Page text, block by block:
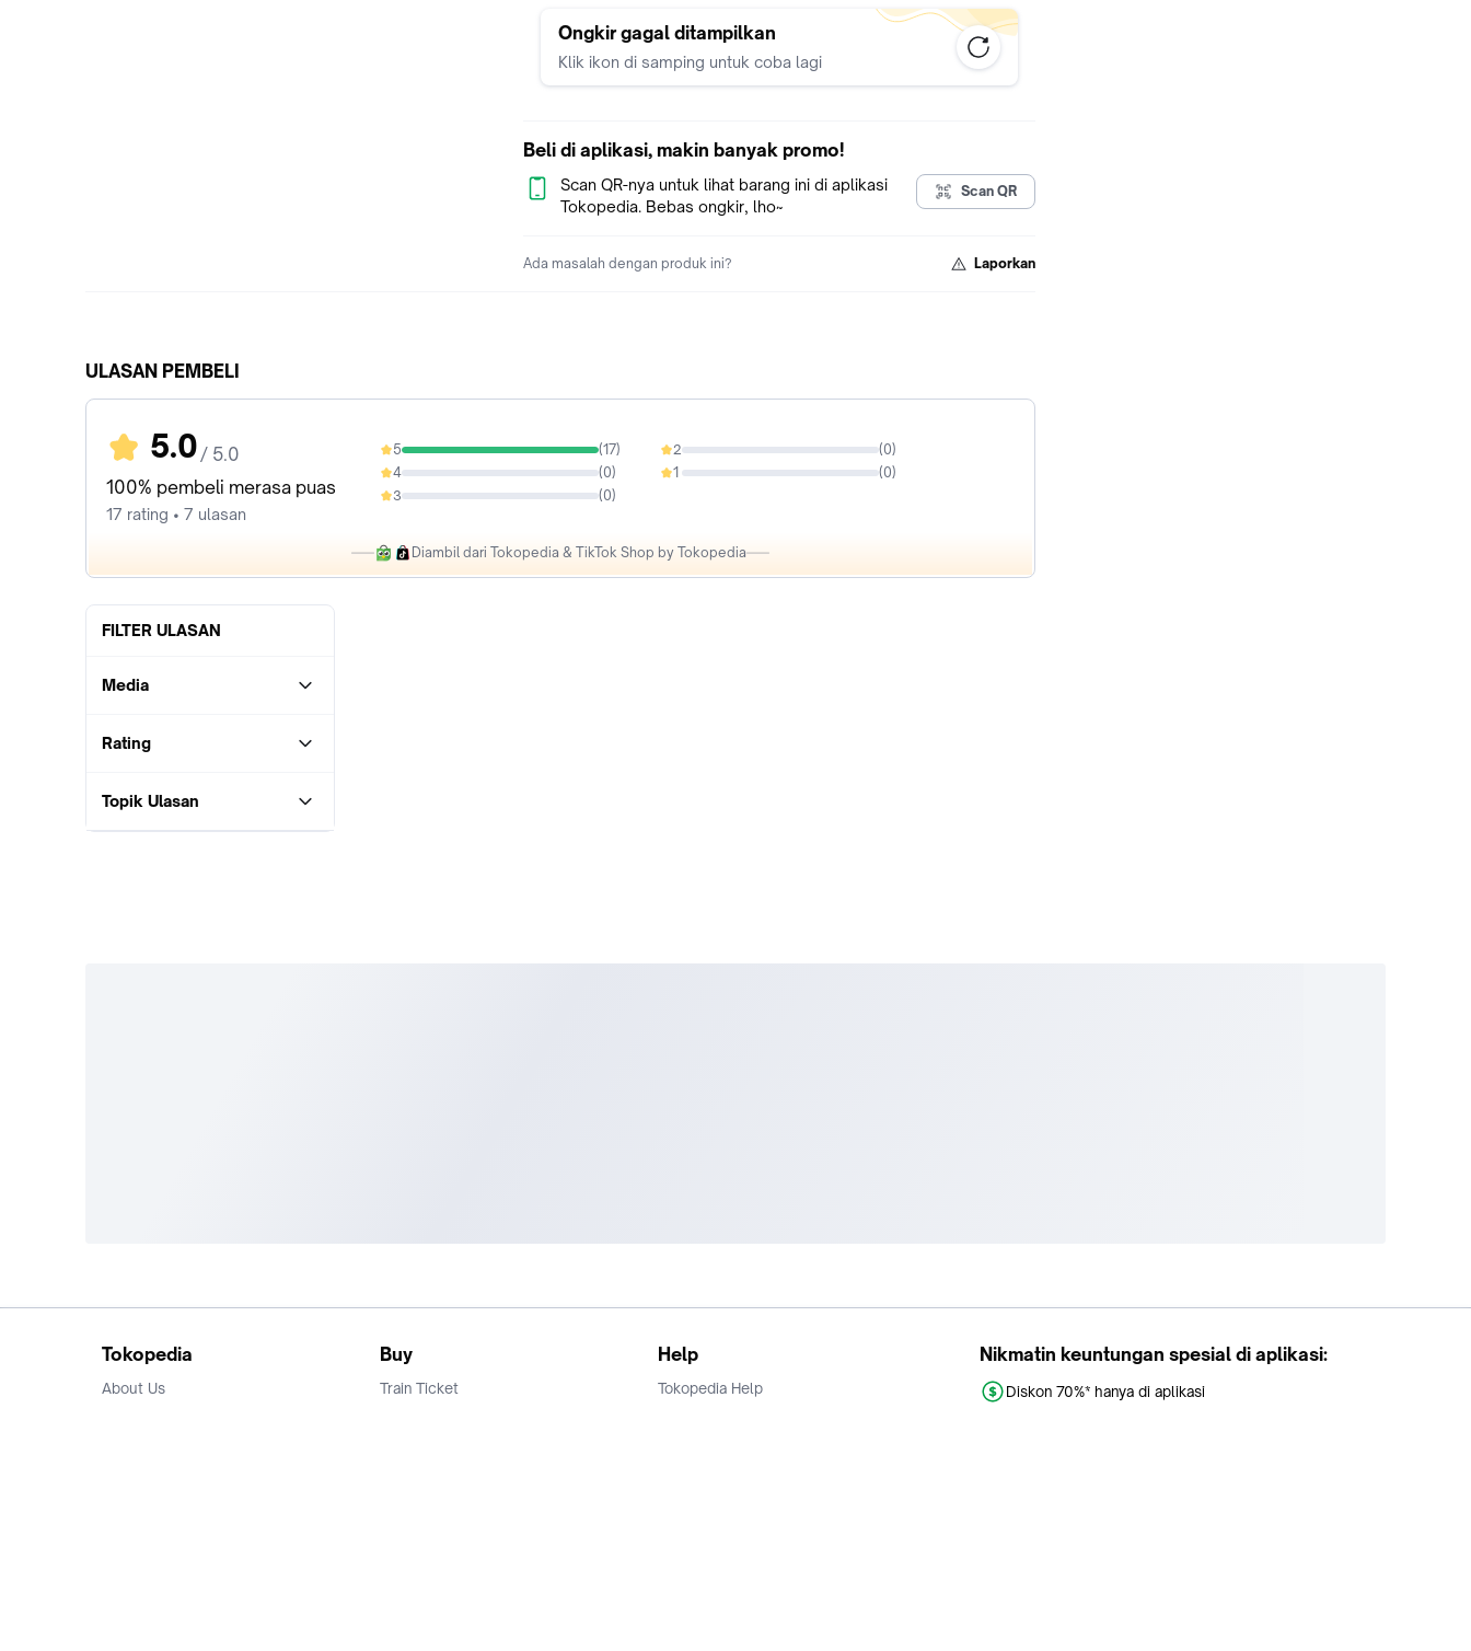
Ongkir gagal ditampilkan
Klik ikon di samping untuk coba lagi
Beli di aplikasi, makin banyak promo!
Scan QR-nya untuk lihat barang ini di aplikasi
Tokopedia. Bebas ongkir, lho~
Scan QR
Ada masalah dengan produk ini? Laporkan
ULASAN PEMBELI
5.0 / 5.0
100% pembeli merasa puas
17 rating • 7 ulasan
5 (17)
100%
4 (0)
0%
3 (0)
0%
2 (0)
0%
1 (0)
0%
Diambil dari Tokopedia & TikTok Shop by Tokopedia
FILTER ULASAN
Media
Rating
Topik Ulasan
Tokopedia
About Us
Buy
Train Ticket
Help
Tokopedia Help
Nikmatin keuntungan spesial di aplikasi:
Diskon 70%* hanya di aplikasi